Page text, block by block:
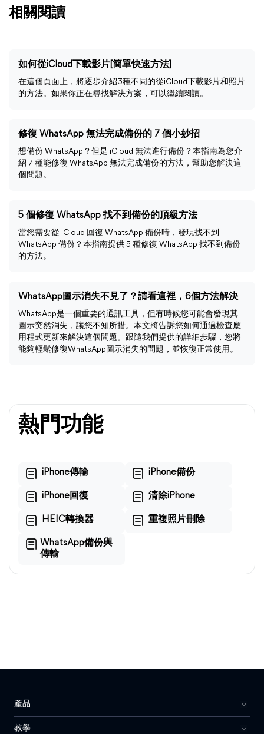
相關閱讀
如何從iCloud下載影片[簡單快速方法]
在這個頁面上，將逐步介紹3種不同的從iCloud下載影片和照片
的方法。如果你正在尋找解決方案，可以繼續閱讀。
修復 WhatsApp 無法完成備份的 7 個小妙招
想備份 WhatsApp？但是 iCloud 無法進行備份？本指南為您介
紹 7 種能修復 WhatsApp 無法完成備份的方法，幫助您解決這
個問題。
5 個修復 WhatsApp 找不到備份的頂級方法
當您需要從 iCloud 回復 WhatsApp 備份時，發現找不到
WhatsApp 備份？本指南提供 5 種修復 WhatsApp 找不到備份
的方法。
WhatsApp圖示消失不見了？請看這裡，6個方法解決
WhatsApp是一個重要的通訊工具，但有時候您可能會發現其
圖示突然消失，讓您不知所措。本文將告訴您如何通過檢查應
用程式更新來解決這個問題。跟隨我們提供的詳細步驟，您將
能夠輕鬆修復WhatsApp圖示消失的問題，並恢復正常使用。
熱門功能
iPhone傳輸 iPhone備份
iPhone回復 清除iPhone
HEIC轉換器 重複照片刪除
WhatsApp備份與
傳輸
產品
教學